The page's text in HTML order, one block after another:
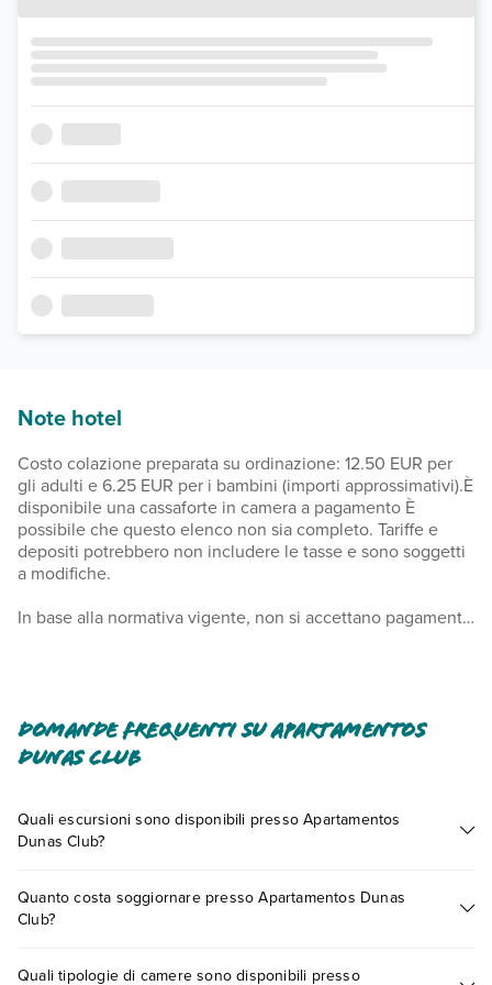
Note hotel
Costo colazione preparata su ordinazione: 12.50 EUR per
gli adulti e 6.25 EUR per i bambini (importi approssimativi).È
disponibile una cassaforte in camera a pagamento È
possibile che questo elenco non sia completo. Tariffe e
depositi potrebbero non includere le tasse e sono soggetti
a modifiche.
In base alla normativa vigente, non si accettano pagamenti
registrati. Le pulizie sono a cura di un servizio
professionale.
Domande frequenti su Apartamentos
Dunas Club
Quali escursioni sono disponibili presso Apartamentos
Dunas Club?
presso Apartamentos Dunas Club. Scoprile tutte nella
sezione
dedicata
Quanto costa soggiornare presso Apartamentos Dunas
Club?
a vari fattori (per es. date, condizioni dell'hotel, ecc). Per
Quali tipologie di camere sono disponibili presso